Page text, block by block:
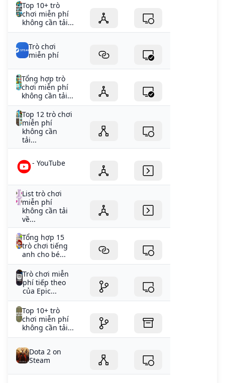
Top 10+ trò
chơi miễn phí
không cần tải...
Trò chơi
miễn phí
Tổng hợp trò
chơi miễn phí
không cần tải...
Top 12 trò chơi
miễn phí
không cần
tải...
- YouTube
List trò chơi
miễn phí
không cần tải
về...
Tổng hợp 15
trò chơi tiếng
anh cho bé...
Trò chơi miễn
phí tiếp theo
của Epic...
Top 10+ trò
chơi miễn phí
không cần tải...
Dota 2 on
Steam